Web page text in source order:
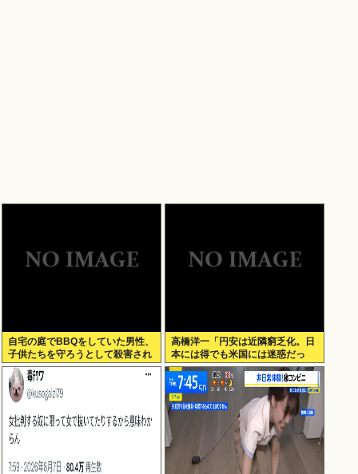
自宅の庭でBBQをしていた男性、
子供たちを守ろうとして殺害され
てしまう
高橋洋一「円安は近隣窮乏化。日
本には得でも米国には迷惑だっ
た」